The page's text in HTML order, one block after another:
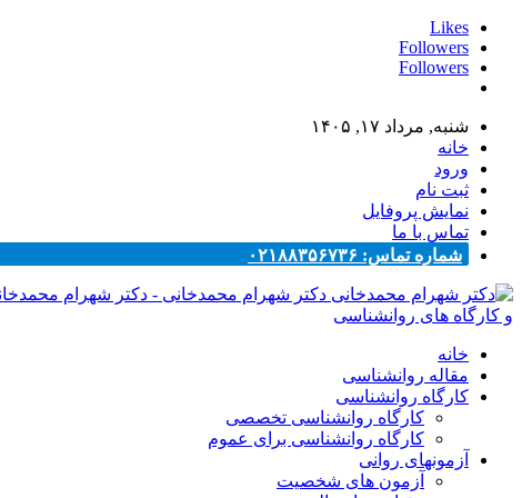
Likes
Followers
Followers
شنبه, مرداد ۱۷, ۱۴۰۵
خانه
ورود
ثبت نام
نمایش پروفایل
تماس با ما
شماره تماس: ۰۲۱۸۸۳۵۶۷۳۶
دکتر شهرام محمدخانی - دکتر شهرام
و کارگاه های روانشناسی
خانه
مقاله روانشناسی
کارگاه روانشناسی
کارگاه روانشناسی تخصصی
کارگاه روانشناسی برای عموم
آزمونهای روانی
آزمون های شخصیت